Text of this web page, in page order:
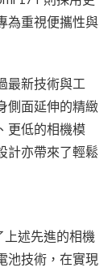
為重視便攜性與
最新技術與工
側面延伸的精緻
更低的相機模
計亦帶來了輕鬆
上述先進的相機
池技術，在實現